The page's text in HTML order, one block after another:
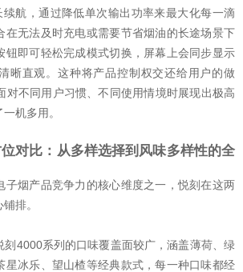
航，通过降低单次输出功率来最大化每一滴
在无法及时充电或需要节省烟油的长途场景下
钮即可轻松完成模式切换，屏幕上会同步显示
晰直观。这种将产品控制权交还给用户的做
对不同用户习惯、不同使用情境时展现出极高
机多用。
对比：从多样选择到风味多样性的全
子烟产品竞争力的核心维度之一，悦刻在这两
排。
刻4000系列的口味覆盖面较广，涵盖薄荷、绿
星冰乐、望山楂等经典款式，每一种口味都经